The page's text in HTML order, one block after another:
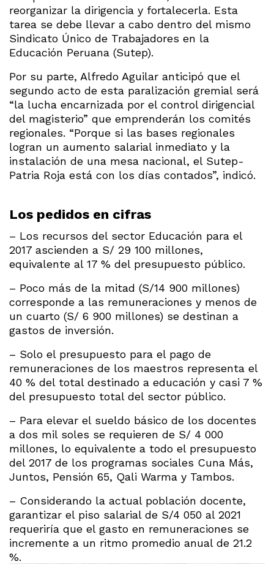
reorganizar la dirigencia y fortalecerla. Esta
tarea se debe llevar a cabo dentro del mismo
Sindicato Único de Trabajadores en la
Educación Peruana (Sutep).
Por su parte, Alfredo Aguilar anticipó que el
segundo acto de esta paralización gremial será
“la lucha encarnizada por el control dirigencial
del magisterio” que emprenderán los comités
regionales. “Porque si las bases regionales
logran un aumento salarial inmediato y la
instalación de una mesa nacional, el Sutep-
Patria Roja está con los días contados”, indicó.
Los pedidos en cifras
– Los recursos del sector Educación para el
2017 ascienden a S/ 29 100 millones,
equivalente al 17 % del presupuesto público.
– Poco más de la mitad (S/14 900 millones)
corresponde a las remuneraciones y menos de
un cuarto (S/ 6 900 millones) se destinan a
gastos de inversión.
– Solo el presupuesto para el pago de
remuneraciones de los maestros representa el
40 % del total destinado a educación y casi 7 %
del presupuesto total del sector público.
– Para elevar el sueldo básico de los docentes
a dos mil soles se requieren de S/ 4 000
millones, lo equivalente a todo el presupuesto
del 2017 de los programas sociales Cuna Más,
Juntos, Pensión 65, Qali Warma y Tambos.
– Considerando la actual población docente,
garantizar el piso salarial de S/4 050 al 2021
requeriría que el gasto en remuneraciones se
incremente a un ritmo promedio anual de 21.2
%.